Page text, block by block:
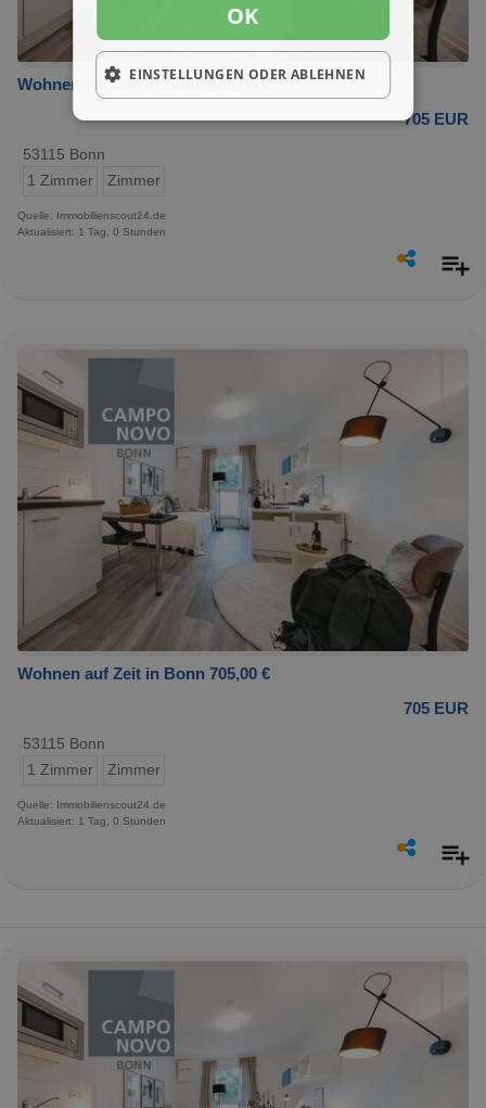
Wohnen auf Zeit in Bonn 705,00 €
705 EUR
53115 Bonn
1 Zimmer
Zimmer
Quelle: Immobilienscout24.de
Aktualisiert: 1 Tag, 0 Stunden
Wohnen auf Zeit in Bonn 705,00 €
705 EUR
53115 Bonn
1 Zimmer
Zimmer
Quelle: Immobilienscout24.de
Aktualisiert: 1 Tag, 0 Stunden
OK
EINSTELLUNGEN ODER ABLEHNEN